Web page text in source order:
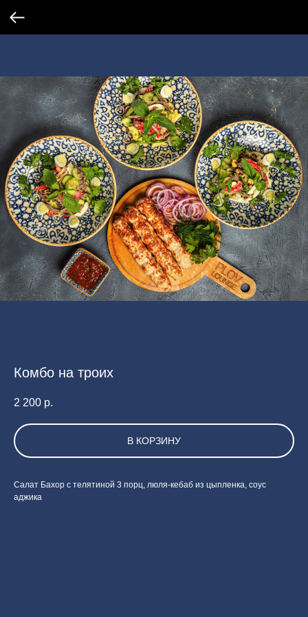
Комбо на троих
2 200 р.
В КОРЗИНУ
Салат Бахор с телятиной 3 порц, люля-кебаб из цыпленка, соус
аджика